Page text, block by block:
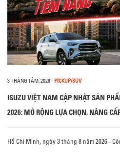
3 THÁNG TÁM, 2026- PICKUP/SUV
ISUZU VIỆT NAM CẬP NHẬT SẢN
2026: MỞ RỘNG LỰA CHỌN, NÂNG
Hồ Chí Minh, ngày 3 tháng 8 năm 2026 -